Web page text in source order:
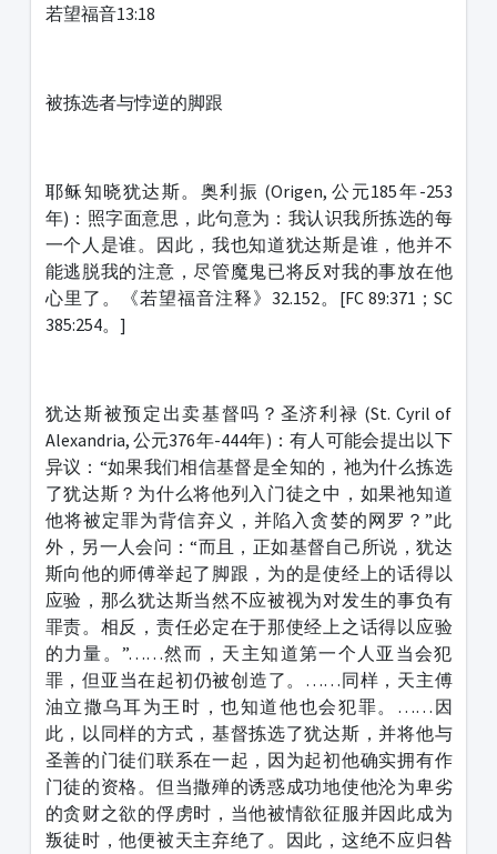
若望福音13:18
被拣选者与悖逆的脚跟
耶稣知晓犹达斯。奥利振 (Origen, 公元185年-253
年)：照字面意思，此句意为：我认识我所拣选的每
一个人是谁。因此，我也知道犹达斯是谁，他并不
能逃脱我的注意，尽管魔鬼已将反对我的事放在他
心里了。《若望福音注释》32.152。[FC 89:371；SC
385:254。]
犹达斯被预定出卖基督吗？圣济利禄 (St. Cyril of
Alexandria, 公元376年-444年)：有人可能会提出以下
异议：“如果我们相信基督是全知的，祂为什么拣选
了犹达斯？为什么将他列入门徒之中，如果祂知道
他将被定罪为背信弃义，并陷入贪婪的网罗？”此
外，另一人会问：“而且，正如基督自己所说，犹达
斯向他的师傅举起了脚跟，为的是使经上的话得以
应验，那么犹达斯当然不应被视为对发生的事负有
罪责。相反，责任必定在于那使经上之话得以应验
的力量。”……然而，天主知道第一个人亚当会犯
罪，但亚当在起初仍被创造了。……同样，天主傅
油立撒乌耳为王时，也知道他也会犯罪。……因
此，以同样的方式，基督拣选了犹达斯，并将他与
圣善的门徒们联系在一起，因为起初他确实拥有作
门徒的资格。但当撒殚的诱惑成功地使他沦为卑劣
的贪财之欲的俘虏时，当他被情欲征服并因此成为
叛徒时，他便被天主弃绝了。因此，这绝不应归咎